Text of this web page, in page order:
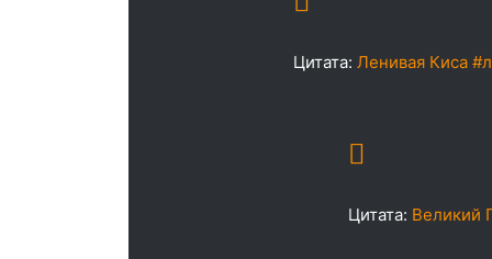
Цитата: Ленивая Киса
Цитата: Великий